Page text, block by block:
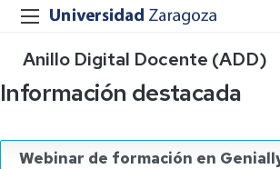
Anillo Digital Docente (ADD)
Información destacada
Webinar de formación en